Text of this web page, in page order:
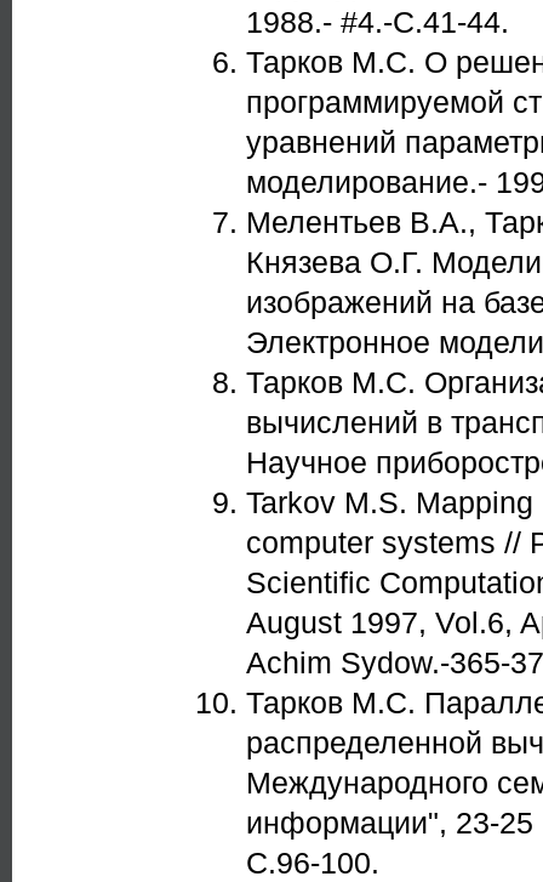
1988.- #4.-С.41-44.
Тарков М.С. О
программируемой
уравнений
моделирование.-
Мелентьев В.А.,
Князева О.Г.
изображений на
Электронное
Тарков М.С.
вычислений в
Научное
Tarkov M.S.
computer systems //
Scientific
August 1997, Vol.6,
Achim Sydow.-365-
Тарков М.С.
распределенной
Международного
информации", 23-25
С.96-100.